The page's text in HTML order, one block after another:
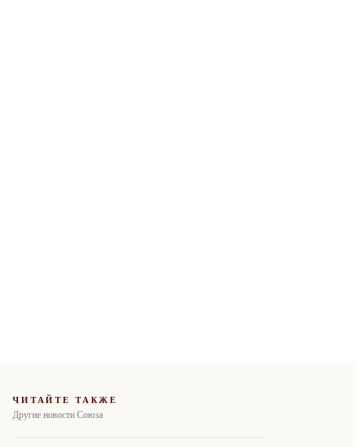
ЧИТАЙТЕ ТАКЖЕ
Другие новости Союза